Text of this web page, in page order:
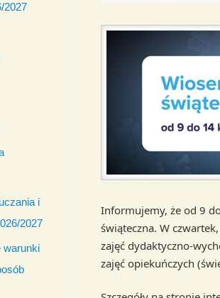
Informujemy, że od 9
świąteczna. W
zajęć dydaktyczno-
zajęć opiekuńczych
2027
i
2027
warunki